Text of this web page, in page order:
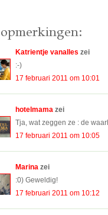
Katrientje vanalles zei
:-)
17 februari 2011 om 10:01
hotelmama zei
Tja, wat zeggen ze : de
17 februari 2011 om 10:05
Marina zei
:0) Geweldig!
17 februari 2011 om 10:12